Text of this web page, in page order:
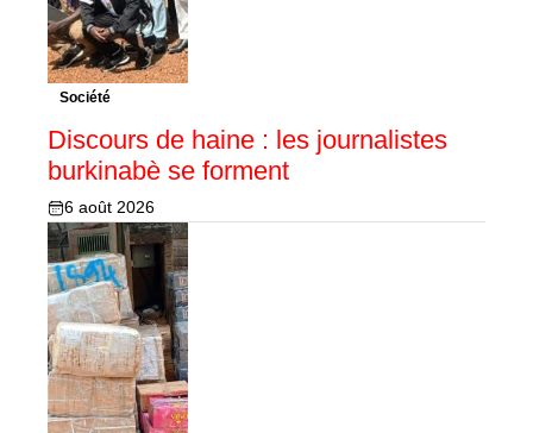
Société
Discours de haine : les journalistes
burkinabè se forment
6 août 2026